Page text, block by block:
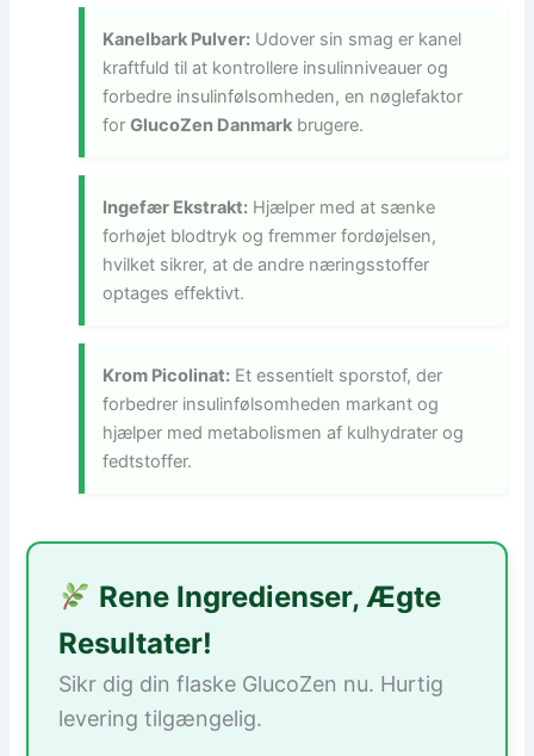
Kanelbark Pulver: Udover sin smag er kanel
kraftfuld til at kontrollere insulinniveauer og
forbedre insulinfølsomheden, en nøglefaktor
forGlucoZen Danmark brugere.
Ingefær Ekstrakt: Hjælper med at sænke
forhøjet blodtryk og fremmer fordøjelsen,
hvilket sikrer, at de andre næringsstoffer
optages effektivt.
Krom Picolinat: Et essentielt sporstof, der
forbedrer insulinfølsomheden markant og
hjælper med metabolismen af kulhydrater og
fedtstoffer.
Rene Ingredienser, Ægte
Resultater!
Sikr dig din flaske GlucoZen nu. Hurtig
levering tilgængelig.